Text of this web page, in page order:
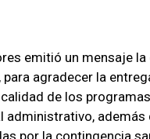
emitió un mensaje
agradecer la
de los
administrativo,
por la contingencia